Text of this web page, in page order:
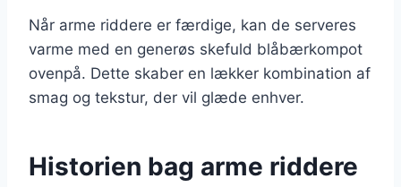
Når arme riddere er færdige, kan de serveres
varme med en generøs skefuld blåbærkompot
ovenpå. Dette skaber en lækker kombination af
smag og tekstur, der vil glæde enhver.
Historien bag arme riddere